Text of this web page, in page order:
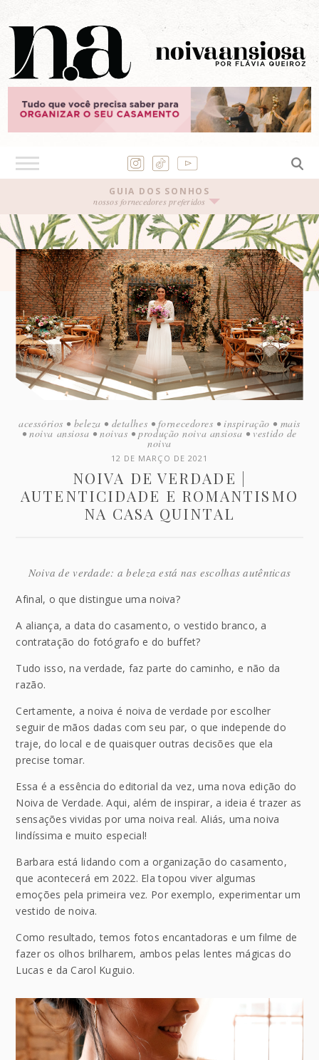
GUIA DOS SONHOS
nossos fornecedores preferidos
acessórios • beleza • detalhes • fornecedores • inspiração • mais
• noiva ansiosa • noivas • produção noiva ansiosa • vestido de
noiva
12 DE MARÇO DE 2021
NOIVA DE VERDADE |
AUTENTICIDADE E ROMANTISMO
NA CASA QUINTAL
Noiva de verdade: a beleza está nas escolhas autênticas
Afinal, o que distingue uma noiva?
A aliança, a data do casamento, o vestido branco, a
contratação do fotógrafo e do buffet?
Tudo isso, na verdade, faz parte do caminho, e não da
razão.
Certamente, a noiva é noiva de verdade por escolher
seguir de mãos dadas com seu par, o que independe do
traje, do local e de quaisquer outras decisões que ela
precise tomar.
Essa é a essência do editorial da vez, uma nova edição do
Noiva de Verdade. Aqui, além de inspirar, a ideia é trazer as
sensações vividas por uma noiva real. Aliás, uma noiva
lindíssima e muito especial!
Barbara está lidando com a organização do casamento,
que acontecerá em 2022. Ela topou viver algumas
emoções pela primeira vez. Por exemplo, experimentar um
vestido de noiva.
Como resultado, temos fotos encantadoras e um filme de
fazer os olhos brilharem, ambos pelas lentes mágicas do
Lucas e da Carol Kuguio.